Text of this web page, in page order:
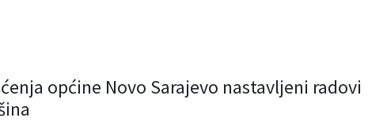
općine Novo Sarajevo nastavljeni radovi